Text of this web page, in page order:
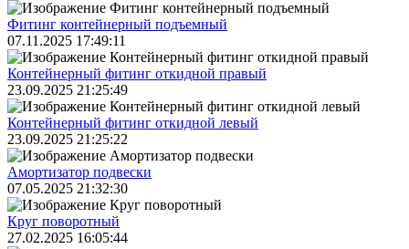
Фитинг контейнерный подъемный
07.11.2025 17:49:11
Контейнерный фитинг откидной правый
23.09.2025 21:25:49
Контейнерный фитинг откидной левый
23.09.2025 21:25:22
Амортизатор подвески
07.05.2025 21:32:30
Круг поворотный
27.02.2025 16:05:44